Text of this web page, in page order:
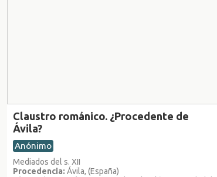
Claustro románico. ¿Procedente de
Ávila?
Anónimo
Mediados del s. XII
Procedencia: Ávila, (España)